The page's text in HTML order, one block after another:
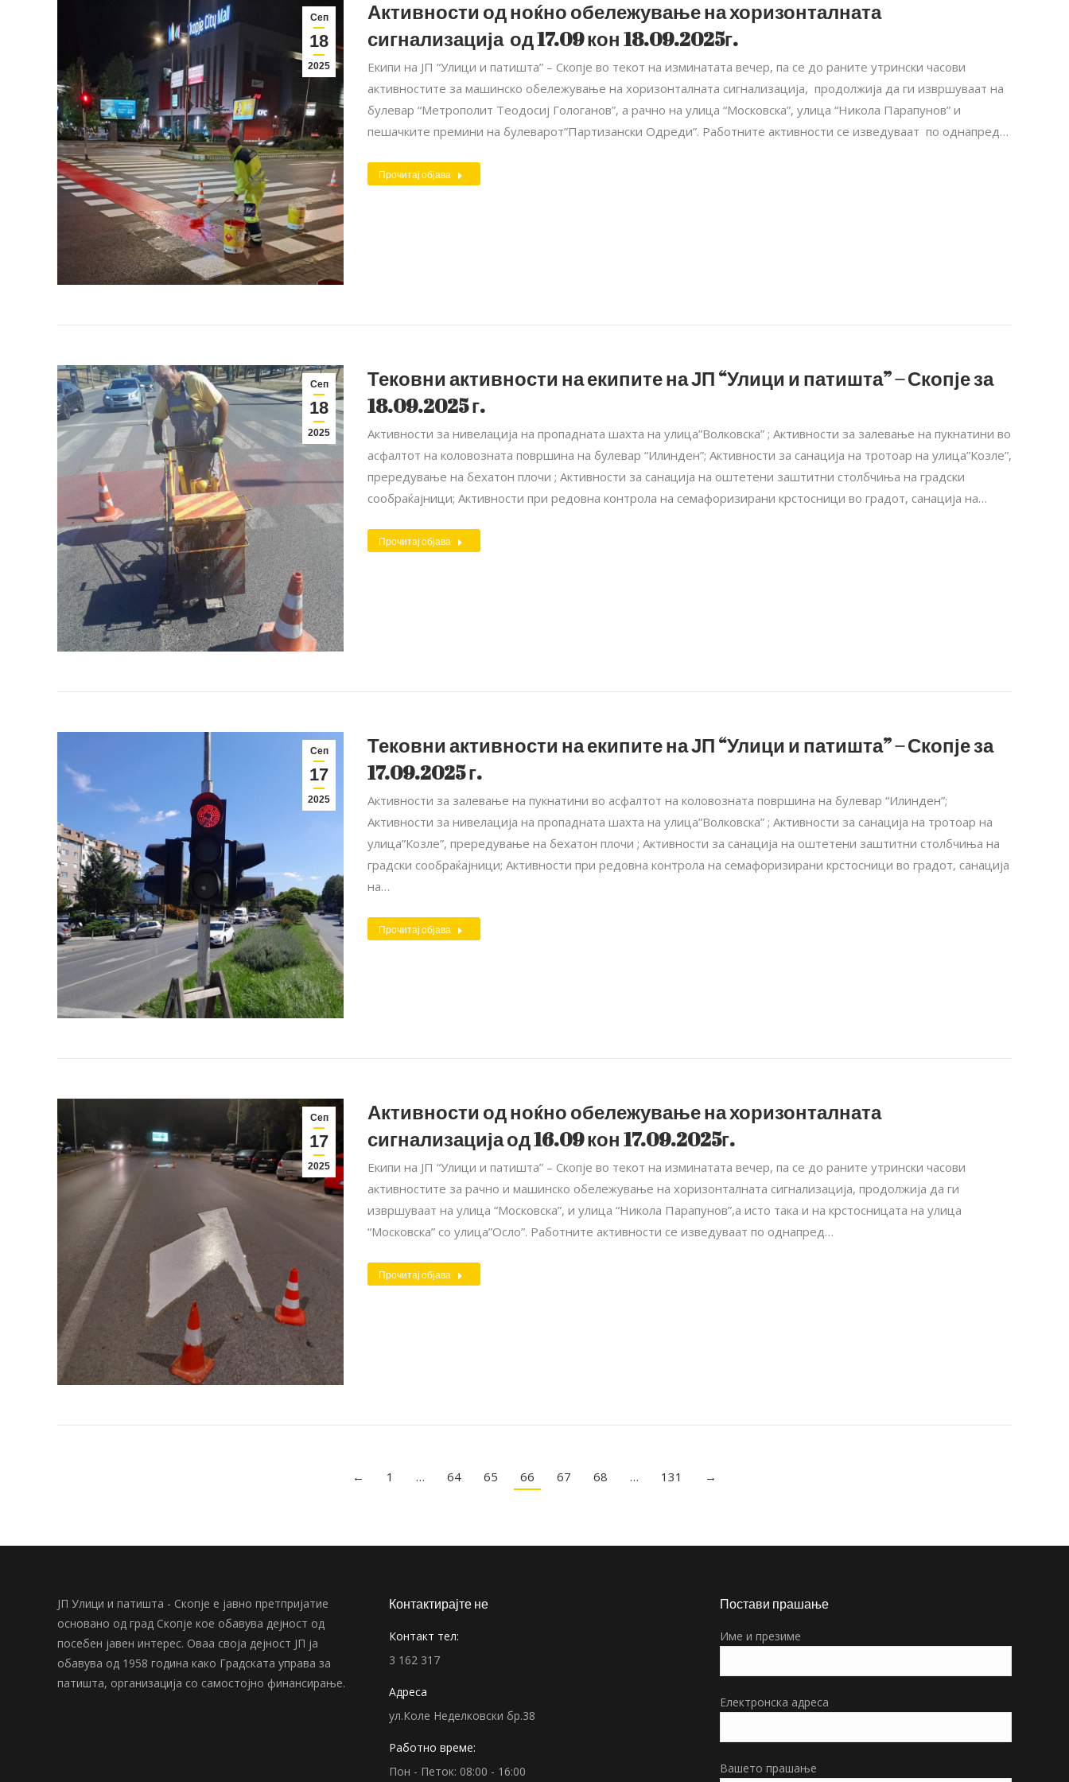
Сеп
18
2025
Активности од ноќно обележување на хоризонталната
сигнализација од 17.09 кон 18.09.2025г.
Екипи на ЈП “Улици и патишта” – Скопје во текот на изминатата вечер, па се до раните утрински часови
активностите за машинско обележување на хоризонталната сигнализација, продолжија да ги извршуваат на
булевар “Метрополит Теодосиј Гологанов”, а рачно на улица “Московска”, улица “Никола Парапунов” и
пешачките премини на булеварот”Партизански Одреди”. Работните активности се изведуваат по однапред…
Прочитај објава
Сеп
18
2025
Тековни активности на екипите на ЈП “Улици и патишта” – Скопје за
18.09.2025 г.
Активности за нивелација на пропадната шахта на улица”Волковска” ; Активности за залевање на пукнатини во
асфалтот на коловозната површина на булевар “Илинден”; Активности за санација на тротоар на улица”Козле”,
прередување на бехатон плочи ; Aктивности за санација на оштетени заштитни столбчиња на градски
сообраќајници; Активности при редовна контрола на семафоризирани крстосници во градот, санација на…
Прочитај објава
Сеп
17
2025
Тековни активности на екипите на ЈП “Улици и патишта” – Скопје за
17.09.2025 г.
Активности за залевање на пукнатини во асфалтот на коловозната површина на булевар “Илинден”;
Активности за нивелација на пропадната шахта на улица”Волковска” ; Активности за санација на тротоар на
улица”Козле”, прередување на бехатон плочи ; Aктивности за санација на оштетени заштитни столбчиња на
градски сообраќајници; Активности при редовна контрола на семафоризирани крстосници во градот, санација
на…
Прочитај објава
Сеп
17
2025
Активности од ноќно обележување на хоризонталната
сигнализација од 16.09 кон 17.09.2025г.
Екипи на ЈП “Улици и патишта” – Скопје во текот на изминатата вечер, па се до раните утрински часови
активностите за рачно и машинско обележување на хоризонталната сигнализација, продолжија да ги
извршуваат на улица “Московска”, и улица “Никола Парапунов”,а исто така и на крстосницата на улица
“Московска” со улица”Осло”. Работните активности се изведуваат по однапред…
Прочитај објава
← 1 … 64 65 66 67 68 … 131 →
ЈП Улици и патишта - Скопје е јавно претпријатие
основано од град Скопје кое обавува дејност од
посебен јавен интерес. Оваа своја дејност ЈП ја
обавува од 1958 година како Градската управа за
патишта, организација со самостојно финансирање.
Контактирајте не
Контакт тел:
3 162 317
Адреса
ул.Коле Неделковски бр.38
Работно време:
Пон - Петок: 08:00 - 16:00
Постави прашање
Име и презиме
Електронска адреса
Вашето прашање